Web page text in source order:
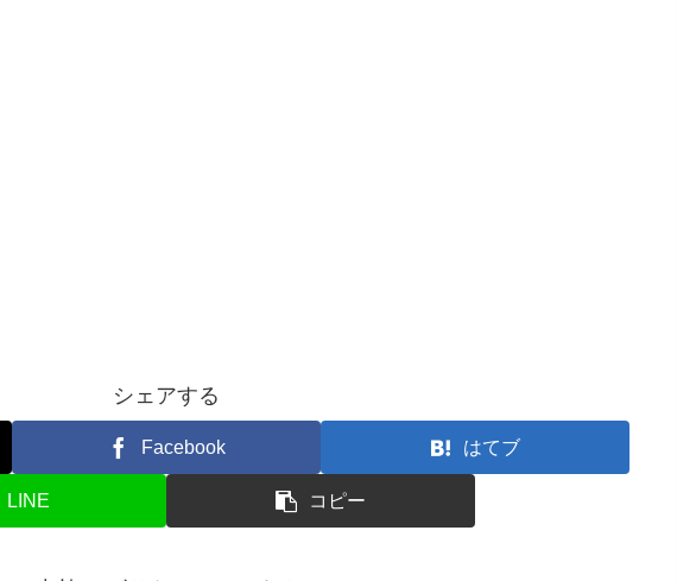
シェアする
Facebook はてブ
LINE コピー